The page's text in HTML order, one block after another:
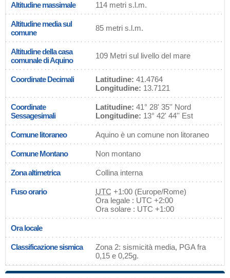
Altitudine massimale 114 metri s.l.m.
Altitudine media sul
comune
85 metri s.l.m.
Altitudine della casa
comunale di Aquino
109 Metri sul livello del mare
Coordinate Decimali Latitudine: 41.4764
Longitudine: 13.7121
Coordinate
Sessagesimali
Latitudine: 41° 28' 35'' Nord
Longitudine: 13° 42' 44'' Est
Comune litoraneo Aquino è un comune non litoraneo
Comune Montano Non montano
Zona altimetrica Collina interna
Fuso orario UTC +1:00 (Europe/Rome)
Ora legale : UTC +2:00
Ora solare : UTC +1:00
Ora locale
Classificazione sismica
Zona 2: sismicità media, PGA fra
0,15 e 0,25g.